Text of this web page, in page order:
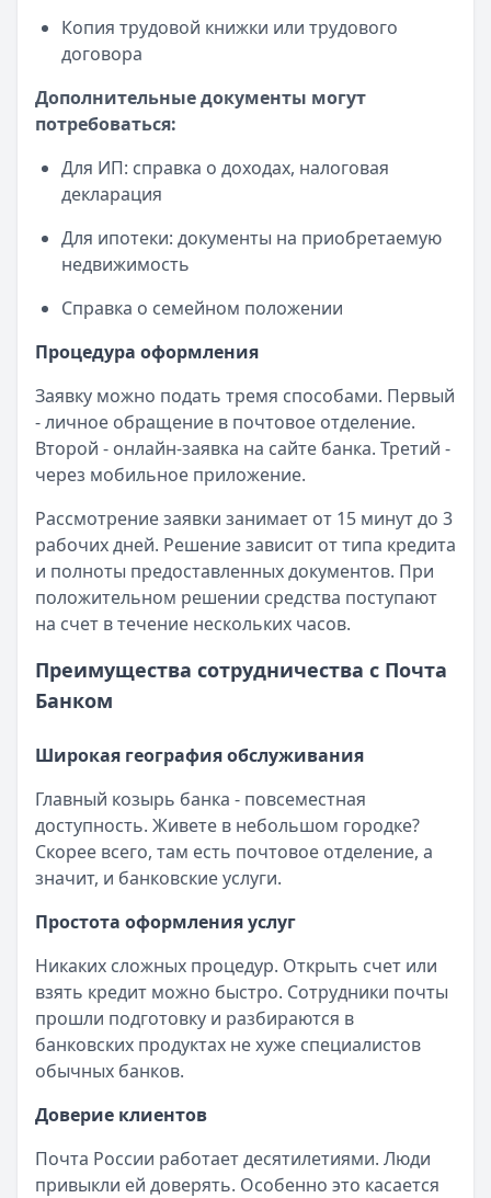
Копия трудовой книжки или трудового
договора
Дополнительные документы могут
потребоваться:
Для ИП: справка о доходах, налоговая
декларация
Для ипотеки: документы на приобретаемую
недвижимость
Справка о семейном положении
Процедура оформления
Заявку можно подать тремя способами. Первый
- личное обращение в почтовое отделение.
Второй - онлайн-заявка на сайте банка. Третий -
через мобильное приложение.
Рассмотрение заявки занимает от 15 минут до 3
рабочих дней. Решение зависит от типа кредита
и полноты предоставленных документов. При
положительном решении средства поступают
на счет в течение нескольких часов.
Преимущества сотрудничества с Почта
Банком
Широкая география обслуживания
Главный козырь банка - повсеместная
доступность. Живете в небольшом городке?
Скорее всего, там есть почтовое отделение, а
значит, и банковские услуги.
Простота оформления услуг
Никаких сложных процедур. Открыть счет или
взять кредит можно быстро. Сотрудники почты
прошли подготовку и разбираются в
банковских продуктах не хуже специалистов
обычных банков.
Доверие клиентов
Почта России работает десятилетиями. Люди
привыкли ей доверять. Особенно это касается